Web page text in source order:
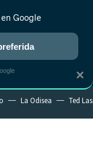
NUEVO
RANKINGS CINE
La Odisea Ted
×
Google